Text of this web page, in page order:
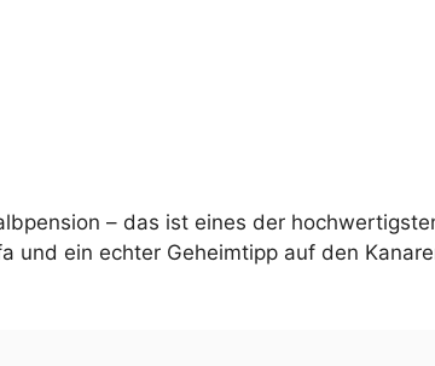
– das ist eines der
und ein echter Geheimtipp auf den